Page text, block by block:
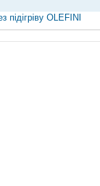
підігріву OLEFINI